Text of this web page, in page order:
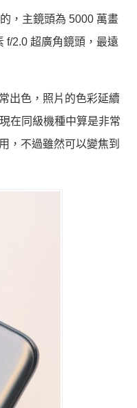
，主鏡頭為 5000 萬畫
f/2.0 超廣角鏡頭，最遠
出色，照片的色彩延續
在同級機種中算是非常
，不過雖然可以變焦到